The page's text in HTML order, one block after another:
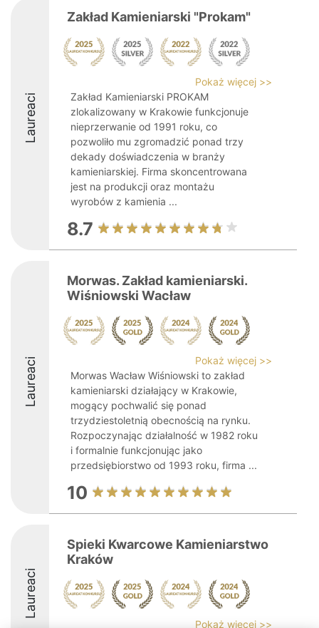
Laureaci
Zakład Kamieniarski "Prokam"
Pokaż więcej >>
Zakład Kamieniarski PROKAM
zlokalizowany w Krakowie funkcjonuje
nieprzerwanie od 1991 roku, co
pozwoliło mu zgromadzić ponad trzy
dekady doświadczenia w branży
kamieniarskiej. Firma skoncentrowana
jest na produkcji oraz montażu
wyrobów z kamienia ...
8.7
Laureaci
Morwas. Zakład kamieniarski.
Wiśniowski Wacław
Pokaż więcej >>
Morwas Wacław Wiśniowski to zakład
kamieniarski działający w Krakowie,
mogący pochwalić się ponad
trzydziestoletnią obecnością na rynku.
Rozpoczynając działalność w 1982 roku
i formalnie funkcjonując jako
przedsiębiorstwo od 1993 roku, firma ...
10
Laureaci
Spieki Kwarcowe Kamieniarstwo
Kraków
Pokaż więcej >>